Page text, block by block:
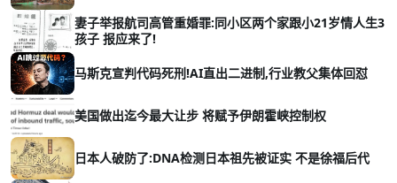
妻子举报航司高管重婚罪:同小区两个家跟小21岁情人生3
孩子 报应来了!
马斯克宣判代码死刑!AI直出二进制,行业教父集体回怼
美国做出迄今最大让步 将赋予伊朗霍峡控制权
日本人破防了:DNA检测日本祖先被证实 不是徐福后代